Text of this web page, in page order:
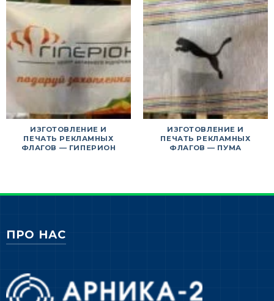
ИЗГОТОВЛЕНИЕ И
ПЕЧАТЬ РЕКЛАМНЫХ
ФЛАГОВ — ГИПЕРИОН
ИЗГОТОВЛЕНИЕ И
ПЕЧАТЬ РЕКЛАМНЫХ
ФЛАГОВ — ПУМА
ПРО НАС